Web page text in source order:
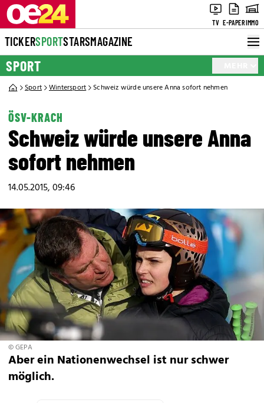
TV E-PAPERIMMO
TICKERSPORTSTARSMAGAZINE
SPORT
Sport Wintersport Schweiz würde unsere Anna sofort nehmen
ÖSV-KRACH
Schweiz würde unsere Anna
sofort nehmen
14.05.2015, 09:46
© GEPA
Aber ein Nationenwechsel ist nur schwer
möglich.